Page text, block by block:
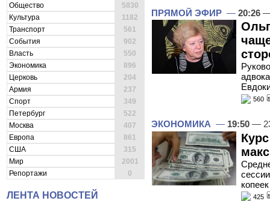
Общество
5830
Культура
1182
Транспорт
561
События
902
Власть
550
Экономика
896
Церковь
204
Армия
237
Спорт
349
Петербург
522
Москва
407
Европа
861
США
315
Мир
2001
Репортажи
0
ЛЕНТА НОВОСТЕЙ
ПРЯМОЙ ЭФИР — 20:26 —
560
ЭКОНОМИКА — 19:50 —
425